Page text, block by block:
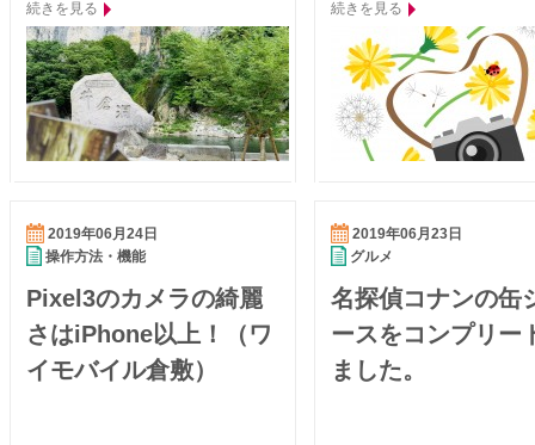
続きを見る 続きを見る
2019年06月24日
操作方法・機能
Pixel3のカメラの綺麗
さはiPhone以上！（ワ
イモバイル倉敷）
2019年06月23日
グルメ
名探偵コナンの缶
ースをコンプリー
ました。